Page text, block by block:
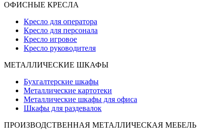
ОФИСНЫЕ КРЕСЛА
Кресло для оператора
Кресло для персонала
Кресло игровое
Кресло руководителя
МЕТАЛЛИЧЕСКИЕ ШКАФЫ
Бухгалтерские шкафы
Металлические картотеки
Металлические шкафы для офиса
Шкафы для раздевалок
ПРОИЗВОДСТВЕННАЯ МЕТАЛЛИЧЕСКАЯ МЕБЕЛЬ